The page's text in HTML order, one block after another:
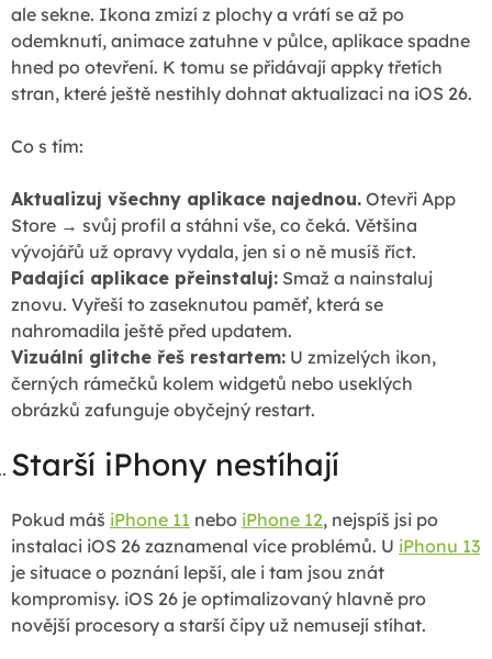
ale sekne. Ikona zmizí z plochy a vrátí se až po
odemknutí, animace zatuhne v půlce, aplikace spadne
hned po otevření. K tomu se přidávají appky třetích
stran, které ještě nestihly dohnat aktualizaci na iOS 26.
Co s tím:
Aktualizuj všechny aplikace najednou. Otevři App
Store → svůj profil a stáhni vše, co čeká. Většina
vývojářů už opravy vydala, jen si o ně musíš říct.
Padající aplikace přeinstaluj: Smaž a nainstaluj
znovu. Vyřeší to zaseknutou paměť, která se
nahromadila ještě před updatem.
Vizuální glitche řeš restartem: U zmizelých ikon,
černých rámečků kolem widgetů nebo useklých
obrázků zafunguje obyčejný restart.
Starší iPhony nestíhají
Pokud máš iPhone 11 nebo iPhone 12, nejspíš jsi po
instalaci iOS 26 zaznamenal více problémů. U iPhonu 13
je situace o poznání lepší, ale i tam jsou znát
kompromisy. iOS 26 je optimalizovaný hlavně pro
novější procesory a starší čipy už nemusejí stíhat.